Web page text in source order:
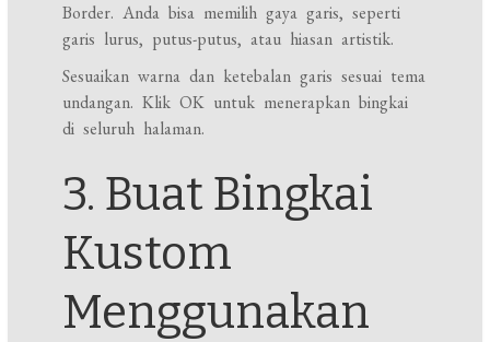
Border. Anda bisa memilih gaya garis, seperti
garis lurus, putus-putus, atau hiasan artistik.
Sesuaikan warna dan ketebalan garis sesuai tema
undangan. Klik OK untuk menerapkan bingkai
di seluruh halaman.
3. Buat Bingkai
Kustom
Menggunakan